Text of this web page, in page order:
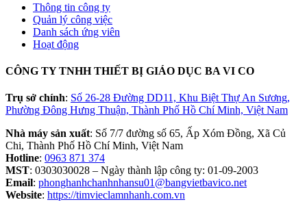
Thông tin công ty
Quản lý công việc
Danh sách ứng viên
Hoạt động
CÔNG TY TNHH THIẾT BỊ GIÁO DỤC BA VI CO
Trụ sở chính: Số 26-28 Đường DD11, Khu Biệt Thự An Sương,
Phường Đông Hưng Thuận, Thành Phố Hồ Chí Minh, Việt Nam
Nhà máy sản xuất: Số 7/7 đường số 65, Ấp Xóm Đồng, Xã Củ
Chi, Thành Phố Hồ Chí Minh, Việt Nam
Hotline: 0963 871 374
MST: 0303030028 – Ngày thành lập công ty: 01-09-2003
Email: phonghanhchanhnhansu01@bangvietbavico.net
Website: https://timvieclamnhanh.com.vn